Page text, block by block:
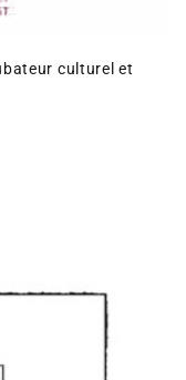
culturel et